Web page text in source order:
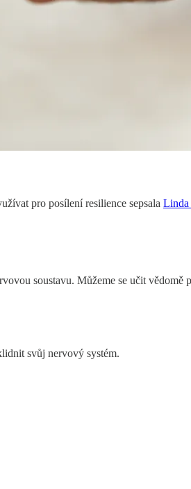
pro posílení resilience sepsala Linda
soustavu. Můžeme se učit vědomě
svůj nervový systém.